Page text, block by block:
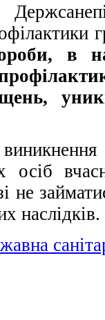
в
осіб
не
наслідків.